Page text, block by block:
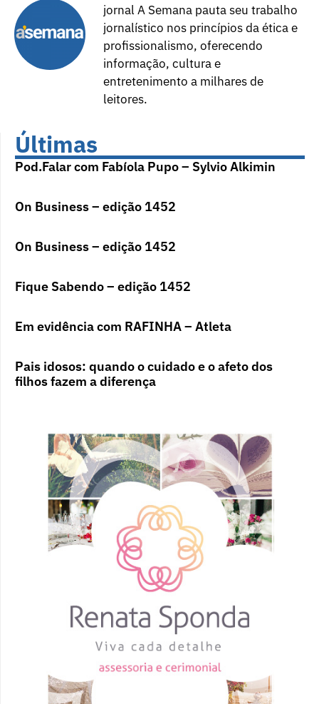
jornal A Semana pauta seu trabalho
jornalístico nos princípios da ética e
profissionalismo, oferecendo
informação, cultura e
entretenimento a milhares de
leitores.
Últimas
Pod.Falar com Fabíola Pupo – Sylvio Alkimin
On Business – edição 1452
On Business – edição 1452
Fique Sabendo – edição 1452
Em evidência com RAFINHA – Atleta
Pais idosos: quando o cuidado e o afeto dos
filhos fazem a diferença